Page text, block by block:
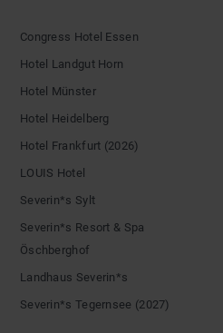
Congress Hotel Essen
Hotel Landgut Horn
Hotel Münster
Hotel Heidelberg
Hotel Frankfurt (2026)
LOUIS Hotel
Severin*s Sylt
Severin*s Resort & Spa
Öschberghof
Landhaus Severin*s
Severin*s Tegernsee (2027)